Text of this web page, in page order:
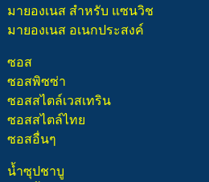
มายองเนส สำหรับ แซนวิช
มายองเนส อเนกประสงค์
ซอส
ซอสพิซซ่า
ซอสสไตล์เวสเทริน
ซอสสไตล์ไทย
ซอสอื่นๆ
น้ำซุปชาบู